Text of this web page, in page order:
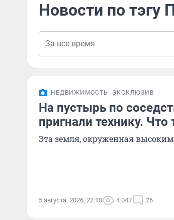
Новости по тэгу
НЕДВИЖИМОСТЬ ЭКСКЛЮЗИВ
На пустырь по
пригнали технику. Что
Эта земля, окруженная высоким
5 августа, 2026, 22:10 4 047 26